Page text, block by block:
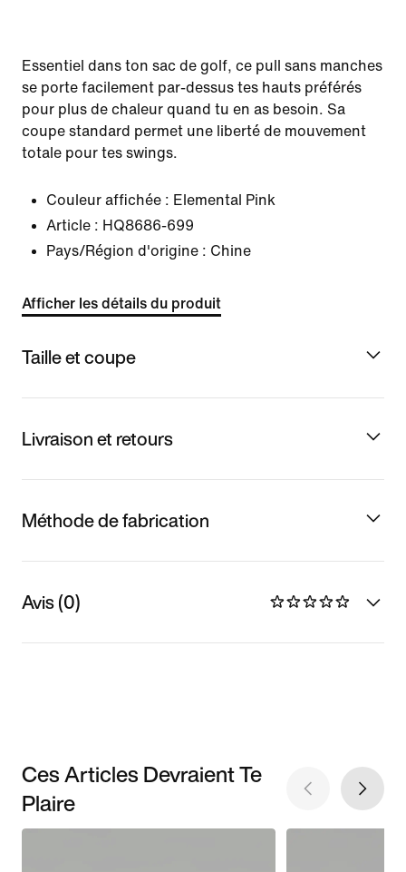
Essentiel dans ton sac de golf, ce pull sans manches
se porte facilement par-dessus tes hauts préférés
pour plus de chaleur quand tu en as besoin. Sa
coupe standard permet une liberté de mouvement
totale pour tes swings.
Couleur affichée : Elemental Pink
Article : HQ8686-699
Pays/Région d'origine : Chine
Afficher les détails du produit
Taille et coupe
Livraison et retours
Méthode de fabrication
Avis (0)
Ces Articles Devraient Te
Plaire